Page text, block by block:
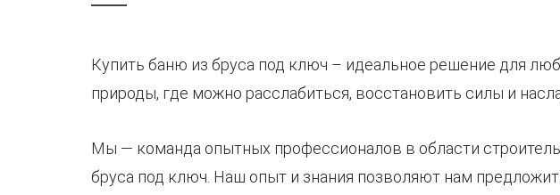
Купить баню из бруса под ключ – идеальное решение для
природы, где можно расслабиться, восстановить силы и
Мы — команда опытных профессионалов в области
бруса под ключ. Наш опыт и знания позволяют нам